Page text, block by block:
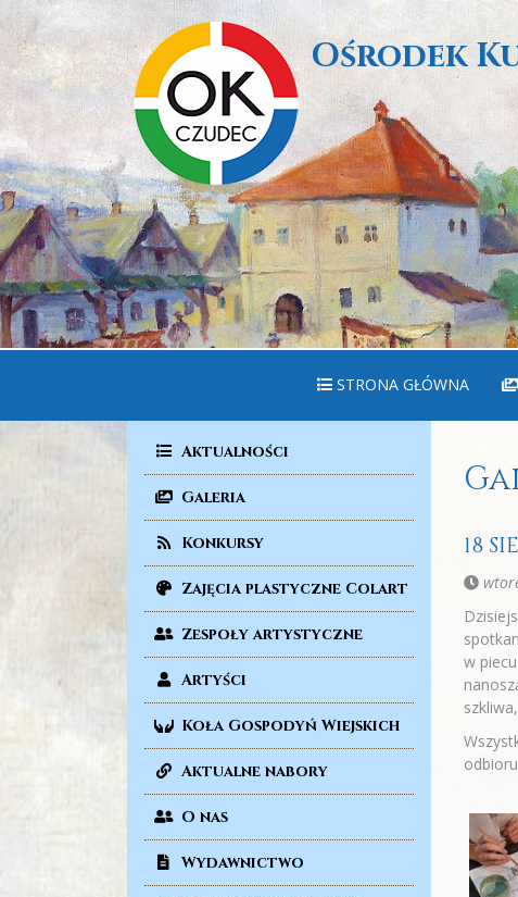
Ośrodek
STRONA GŁÓWNA
Aktualności
Galeria
Konkursy
Zajęcia plastyczne Colart
Zespoły artystyczne
Artyści
Koła Gospodyń Wiejskich
Aktualne nabory
O nas
Wydawnictwo
18
w